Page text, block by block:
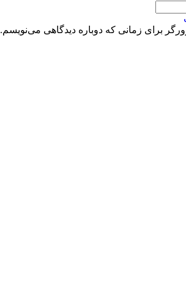
برای زمانی که دوباره دیدگاهی می‌نویسم.